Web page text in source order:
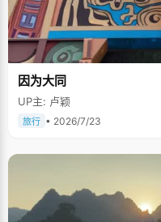
因为大同
UP主: 卢颖
旅行 • 2026/7/23